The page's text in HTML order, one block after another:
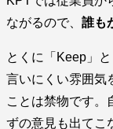
ながるので、 誰も
とくに「Keep」
言いにくい雰囲気
ことは禁物です。
ずの意見も出てこ